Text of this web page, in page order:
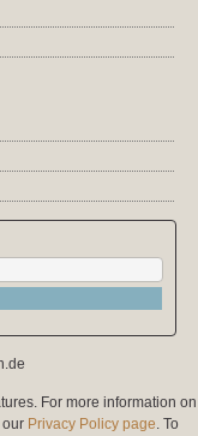
For more information on
our Privacy Policy page. To